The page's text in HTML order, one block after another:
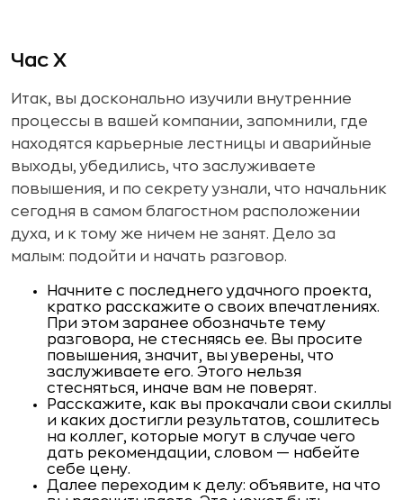
Час Х
Итак, вы досконально изучили внутренние
процессы в вашей компании, запомнили, где
находятся карьерные лестницы и аварийные
выходы, убедились, что заслуживаете
повышения, и по секрету узнали, что начальник
сегодня в самом благостном расположении
духа, и к тому же ничем не занят. Дело за
малым: подойти и начать разговор.
Начните с последнего удачного проекта,
кратко расскажите о своих впечатлениях.
При этом заранее обозначьте тему
разговора, не стесняясь ее. Вы просите
повышения, значит, вы уверены, что
заслуживаете его. Этого нельзя
стесняться, иначе вам не поверят.
Расскажите, как вы прокачали свои скиллы
и каких достигли результатов, сошлитесь
на коллег, которые могут в случае чего
дать рекомендации, словом — набейте
себе цену.
Далее переходим к делу: объявите, на что